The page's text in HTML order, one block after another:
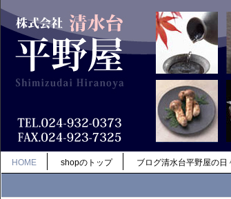
HOME shopのトップ ブログ清水台平野屋の日